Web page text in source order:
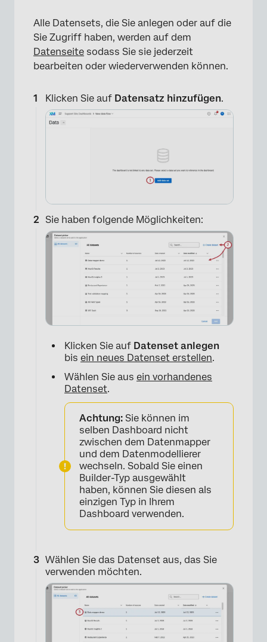
Alle Datensets, die Sie anlegen oder auf die
Sie Zugriff haben, werden auf dem
Datenseite sodass Sie sie jederzeit
bearbeiten oder wiederverwenden können.
Klicken Sie auf Datensatz hinzufügen.
×
Sie haben folgende Möglichkeiten:
Klicken Sie auf Datenset anlegen
bis ein neues Datenset erstellen.
Wählen Sie aus ein vorhandenes
Datenset.
Achtung: Sie können im
selben Dashboard nicht
zwischen dem Datenmapper
und dem Datenmodellierer
wechseln. Sobald Sie einen
Builder-Typ ausgewählt
haben, können Sie diesen als
einzigen Typ in Ihrem
Dashboard verwenden.
Wählen Sie das Datenset aus, das Sie
verwenden möchten.